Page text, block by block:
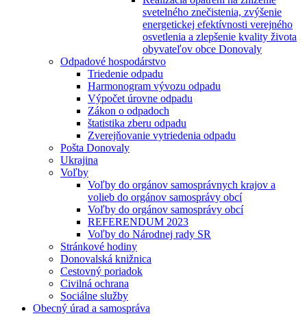
svetelného znečistenia, zvýšenie
energetickej efektívnosti verejného
osvetlenia a zlepšenie kvality života
obyvateľov obce Donovaly
Odpadové hospodárstvo
Triedenie odpadu
Harmonogram vývozu odpadu
Výpočet úrovne odpadu
Zákon o odpadoch
štatistika zberu odpadu
Zverejňovanie vytriedenia odpadu
Pošta Donovaly
Ukrajina
Voľby
Voľby do orgánov samosprávnych krajov a
volieb do orgánov samosprávy obcí
Voľby do orgánov samosprávy obcí
REFERENDUM 2023
Voľby do Národnej rady SR
Stránkové hodiny
Donovalská knižnica
Cestovný poriadok
Civilná ochrana
Sociálne služby
Obecný úrad a samospráva